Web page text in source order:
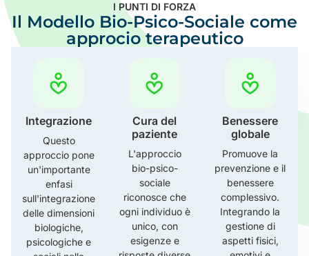
I PUNTI DI FORZA
Il Modello Bio-Psico-Sociale come
approcio terapeutico
Integrazione
Questo
approccio pone
un'importante
enfasi
sull'integrazione
delle dimensioni
biologiche,
psicologiche e
Cura del
paziente
L'approccio
bio-psico-
sociale
riconosce che
ogni individuo è
unico, con
esigenze e
Benessere
globale
Promuove la
prevenzione e il
benessere
complessivo.
Integrando la
gestione di
aspetti fisici,